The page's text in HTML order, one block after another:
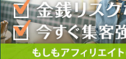
旧キット製作★アオシマ ロボダッチ モビルタマ